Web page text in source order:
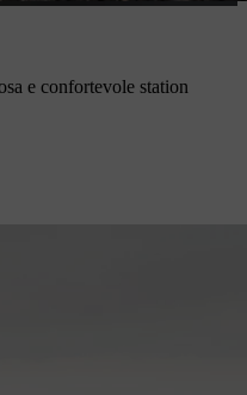
e confortevole station